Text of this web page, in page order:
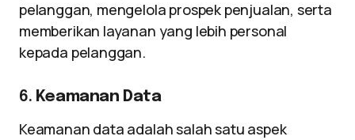
pelanggan, mengelola prospek penjualan, serta
memberikan layanan yang lebih personal
kepada pelanggan.
6. Keamanan Data
Keamanan data adalah salah satu aspek